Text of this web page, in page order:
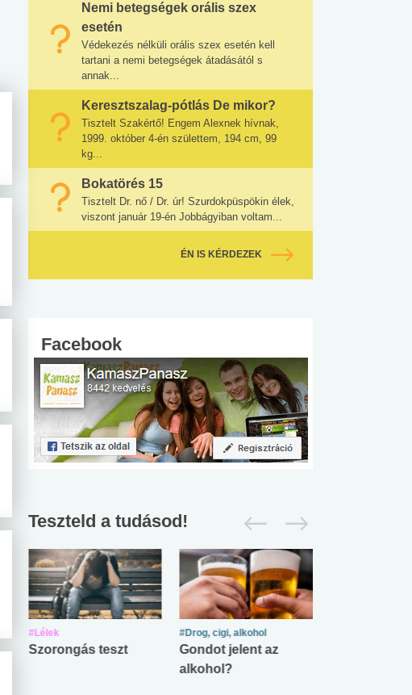
Nemi betegségek orális szex
esetén
Védekezés nélküli orális szex esetén kell
tartani a nemi betegségek átadásától s
annak...
Keresztszalag-pótlás De mikor?
Tisztelt Szakértő! Engem Alexnek hívnak,
1999. október 4-én születtem, 194 cm, 99
kg...
Bokatörés 15
Tisztelt Dr. nő / Dr. úr! Szurdokpüspökin élek,
viszont január 19-én Jobbágyiban voltam...
ÉN IS KÉRDEZEK
Facebook
Teszteld a tudásod!
#Lélek
Szorongás teszt
#Drog, cigi, alkohol
Gondot jelent az
alkohol?